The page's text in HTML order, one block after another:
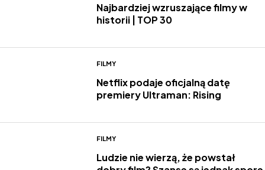
Najbardziej wzruszające filmy w
historii | TOP 30
FILMY
Netflix podaje oficjalną datę
premiery Ultraman: Rising
FILMY
Ludzie nie wierzą, że powstał